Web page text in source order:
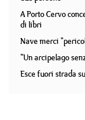
A Porto Cervo
di libri
Nave merci
"Un arcipelago
Esce fuori strada